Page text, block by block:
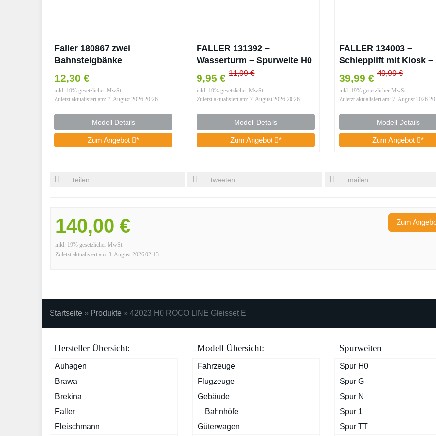
Faller 180867 zwei
Bahnsteigbänke
Bahnhofsbänke moderne
Wartebänke zum Bahnhof
1:87 HO Spur H0 Neu
12,30 €
inkl. 19% gesetzlicher MwSt.
Zuletzt aktualisiert am: 7. August 2026 20:26
Modell Details
Zum Angebot *
FALLER 131392 –
Wasserturm – Spurweite H0
9,95 € 11,99 €
inkl. 19% gesetzlicher MwSt.
Zuletzt aktualisiert am: 7. August 2026 20:26
Modell Details
Zum Angebot *
FALLER 134003 –
Schlepplift mit Kiosk –
Spurweite H0
39,99 € 49,99 €
inkl. 19% gesetzlicher MwSt.
Zuletzt aktualisiert am: 7. August 2026
Modell Details
Zum Angebot *
teilen tweeten mailen
140,00 €
inkl. 19% gesetzlicher MwSt.
Zuletzt aktualisiert am: 8. August 2026 02:13
Zum
Startseite » Produkte » 42023 H0 ROCO LINE Gleisset E
Hersteller Übersicht:
Auhagen
Brawa
Brekina
Faller
Fleischmann
Modell Übersicht:
Fahrzeuge
Flugzeuge
Gebäude
Bahnhöfe
Güterwagen
Spurweiten
Spur H0
Spur G
Spur N
Spur 1
Spur TT